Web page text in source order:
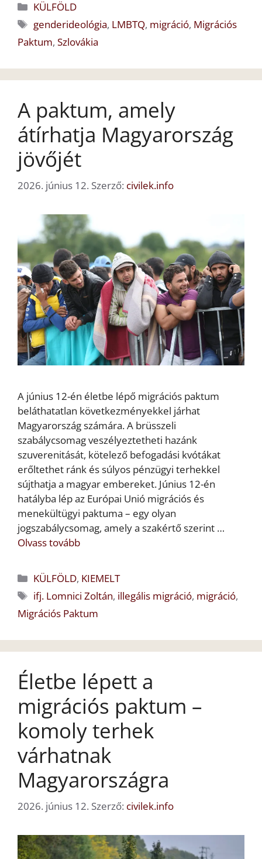
Kategória
KÜLFÖLD
Címkék
genderideológia, LMBTQ, migráció, Migrációs
Paktum, Szlovákia
A paktum, amely
átírhatja Magyarország
jövőjét
2026. június 12. Szerző: civilek.info
A június 12-én életbe lépő migrációs paktum
beláthatatlan következményekkel járhat
Magyarország számára. A brüsszeli
szabálycsomag veszélyeztetheti hazánk
szuverenitását, kötelező befogadási kvótákat
erőltethet ránk és súlyos pénzügyi terhekkel
sújthatja a magyar embereket. Június 12-én
hatályba lép az Európai Unió migrációs és
menekültügyi paktuma – egy olyan
jogszabálycsomag, amely a szakértő szerint …
Olvass tovább
Kategória
KÜLFÖLD, KIEMELT
Címkék
ifj. Lomnici Zoltán, illegális migráció, migráció,
Migrációs Paktum
Életbe lépett a
migrációs paktum –
komoly terhek
várhatnak
Magyarországra
2026. június 12. Szerző: civilek.info